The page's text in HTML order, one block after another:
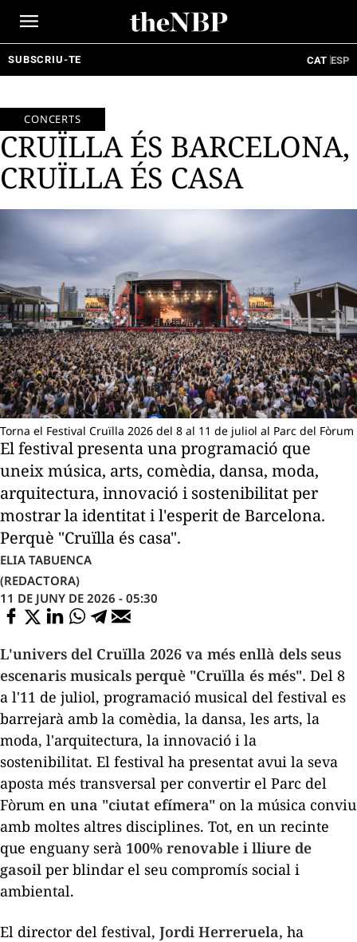
SUBSCRIU-TE CAT ESP
CONCERTS
CRUÏLLA ÉS BARCELONA,
CRUÏLLA ÉS CASA
Torna el Festival Cruïlla 2026 del 8 al 11 de juliol al Parc del Fòrum
El festival presenta una programació que
uneix música, arts, comèdia, dansa, moda,
arquitectura, innovació i sostenibilitat per
mostrar la identitat i l'esperit de Barcelona.
Perquè "Cruïlla és casa".
ELIA TABUENCA
(REDACTORA)
11 DE JUNY DE 2026 - 05:30
L'univers del Cruïlla 2026 va més enllà dels seus
escenaris musicals perquè "Cruïlla és més". Del 8
a l'11 de juliol, programació musical del festival es
barrejarà amb la comèdia, la dansa, les arts, la
moda, l'arquitectura, la innovació i la
sostenibilitat. El festival ha presentat avui la seva
aposta més transversal per convertir el Parc del
Fòrum en una "ciutat efímera" on la música conviu
amb moltes altres disciplines. Tot, en un recinte
que enguany serà 100% renovable i lliure de
gasoil per blindar el seu compromís social i
ambiental.
El director del festival, Jordi Herreruela, ha